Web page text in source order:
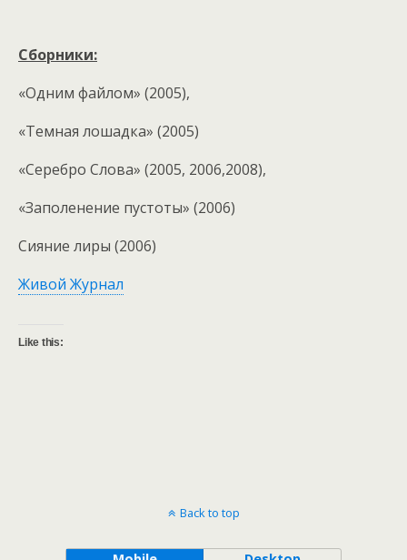
Сборники:
«Одним файлом» (2005),
«Темная лошадка» (2005)
«Серебро Слова» (2005, 2006,2008),
«Заполенение пустоты» (2006)
Сияние лиры (2006)
Живой Журнал
Like this:
Back to top